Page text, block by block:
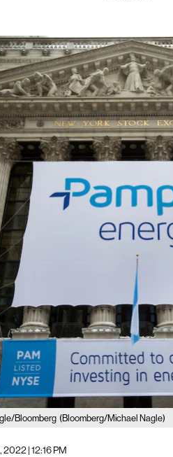
Bloomberg (Bloomberg/Michael Nagle)
2022 | 12:16 PM